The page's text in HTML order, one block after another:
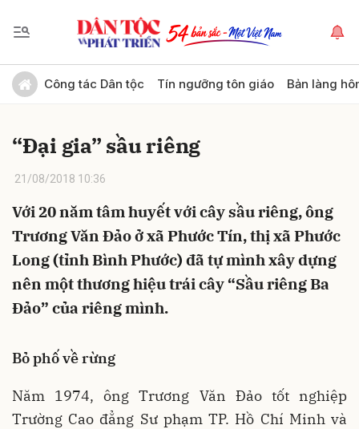
Công tác Dân tộc Tín ngưỡng tôn giáo Bản làng
“Đại gia” sầu riêng
21/08/2018 10:36
Với 20 năm tâm huyết với cây sầu riêng, ông
Trương Văn Đảo ở xã Phước Tín, thị xã Phước
Long (tỉnh Bình Phước) đã tự mình xây dựng
nên một thương hiệu trái cây “Sầu riêng Ba
Đảo” của riêng mình.
Bỏ phố về rừng
Năm 1974, ông Trương Văn Đảo tốt nghiệp
Trường Cao đẳng Sư phạm TP. Hồ Chí Minh và
Gửi bình luận
Hủy Gửi